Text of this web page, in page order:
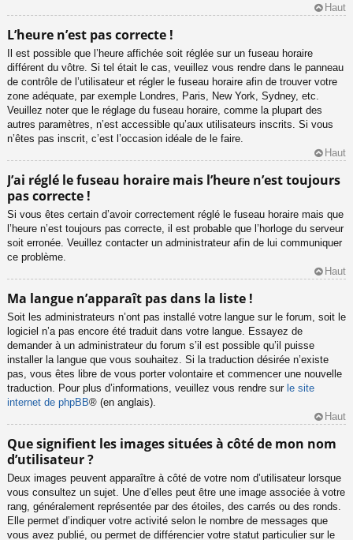
Haut
L’heure n’est pas correcte !
Il est possible que l’heure affichée soit réglée sur un fuseau horaire
différent du vôtre. Si tel était le cas, veuillez vous rendre dans le panneau
de contrôle de l’utilisateur et régler le fuseau horaire afin de trouver votre
zone adéquate, par exemple Londres, Paris, New York, Sydney, etc.
Veuillez noter que le réglage du fuseau horaire, comme la plupart des
autres paramètres, n’est accessible qu’aux utilisateurs inscrits. Si vous
n’êtes pas inscrit, c’est l’occasion idéale de le faire.
Haut
J’ai réglé le fuseau horaire mais l’heure n’est toujours
pas correcte !
Si vous êtes certain d’avoir correctement réglé le fuseau horaire mais que
l’heure n’est toujours pas correcte, il est probable que l’horloge du serveur
soit erronée. Veuillez contacter un administrateur afin de lui communiquer
ce problème.
Haut
Ma langue n’apparaît pas dans la liste !
Soit les administrateurs n’ont pas installé votre langue sur le forum, soit le
logiciel n’a pas encore été traduit dans votre langue. Essayez de
demander à un administrateur du forum s’il est possible qu’il puisse
installer la langue que vous souhaitez. Si la traduction désirée n’existe
pas, vous êtes libre de vous porter volontaire et commencer une nouvelle
traduction. Pour plus d’informations, veuillez vous rendre sur le site
internet de phpBB® (en anglais).
Haut
Que signifient les images situées à côté de mon nom
d’utilisateur ?
Deux images peuvent apparaître à côté de votre nom d’utilisateur lorsque
vous consultez un sujet. Une d’elles peut être une image associée à votre
rang, généralement représentée par des étoiles, des carrés ou des ronds.
Elle permet d’indiquer votre activité selon le nombre de messages que
vous avez publié, ou permet de différencier votre statut particulier sur le